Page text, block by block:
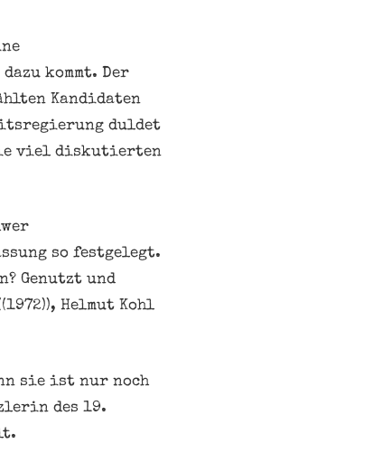
kommt. Der
Kandidaten
duldet
viel diskutierten
so festgelegt.
Genutzt und
Helmut Kohl
sie ist nur noch
des 19.